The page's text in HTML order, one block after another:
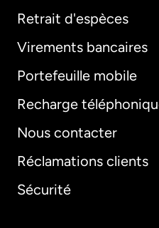
Retrait d'espèces
Virements bancaires
Portefeuille mobile
Recharge
Nous contacter
Réclamations clients
Sécurité